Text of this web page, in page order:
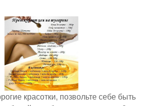
красотки, позвольте себе быть